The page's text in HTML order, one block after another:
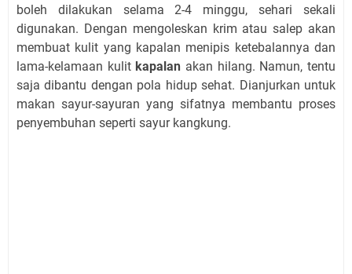
boleh dilakukan selama 2-4 minggu, sehari sekali
digunakan. Dengan mengoleskan krim atau salep akan
membuat kulit yang kapalan menipis ketebalannya dan
lama-kelamaan kulit kapalan akan hilang. Namun, tentu
saja dibantu dengan pola hidup sehat. Dianjurkan untuk
makan sayur-sayuran yang sifatnya membantu proses
penyembuhan seperti sayur kangkung.